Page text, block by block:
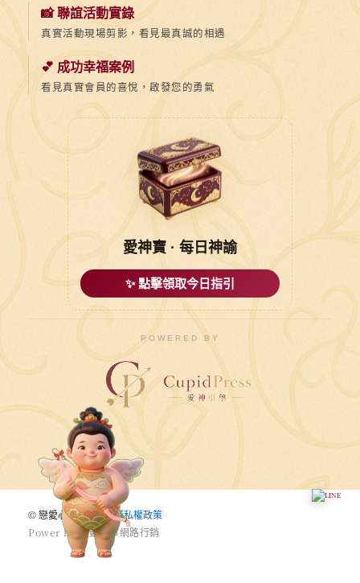
📸 聯誼活動實錄
真實活動現場剪影，看見最真誠的相遇
💕 成功幸福案例
看見真實會員的喜悅，啟發您的勇氣
愛神寶 · 每日神諭
✨ 點擊領取今日指引
POWERED BY
© 戀愛心悅婚友社 |穩私權政策
Power by 驅動城市網路行銷